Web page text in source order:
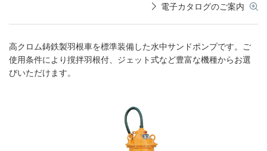
電子カタログのご案内
高クロム鋳鉄製羽根車を標準装備した水中サンドポンプです。ご
使用条件により撹拌羽根付、ジェット式など豊富な機種からお選
びいただけます。